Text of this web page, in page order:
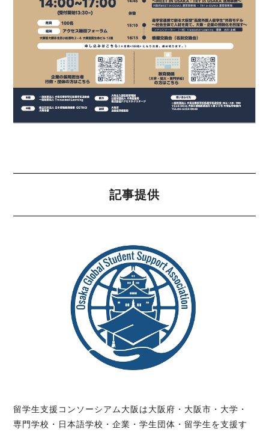
記事提供
留学生支援コンソーシアム大阪は大阪府・大阪市・大学・
専門学校・日本語学校・企業・学生団体・留学生を支援す